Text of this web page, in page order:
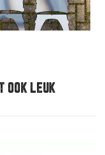
OOK LEUK